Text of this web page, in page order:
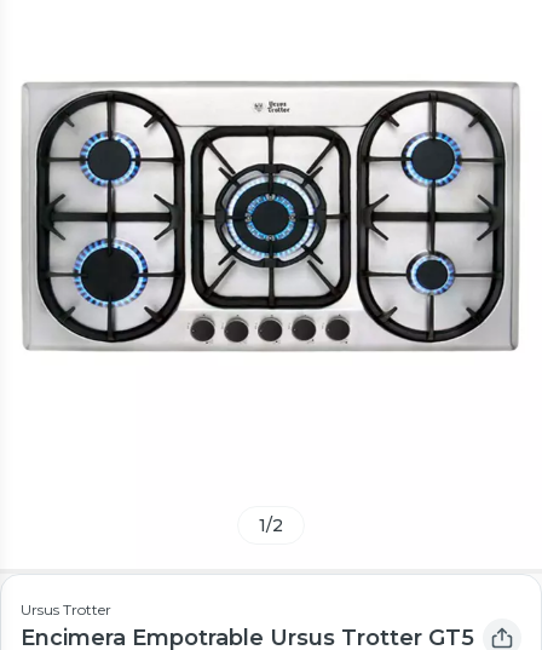
1/2
Ursus Trotter
Encimera Empotrable Ursus Trotter GT5